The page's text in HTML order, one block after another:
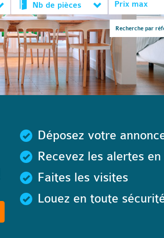
Nb de pièces
Déposez votre
Recevez les alertes
Faites les visites
Louez en toute